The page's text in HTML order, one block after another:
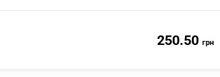
250.50 грн